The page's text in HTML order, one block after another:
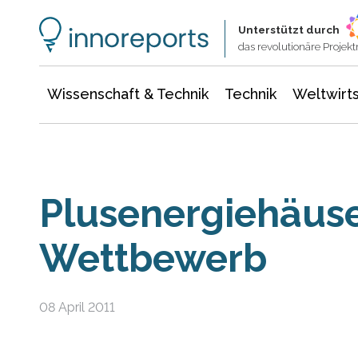
Unterstützt durch
das revolutionäre
Wissenschaft & Technik Technik
Wettbewerb
08 April 2011